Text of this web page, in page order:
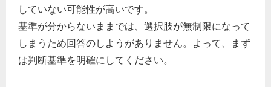
していない可能性が高いです。
基準が分からないままでは、選択肢が無制限になって
しまうため回答のしようがありません。よって、まず
は判断基準を明確にしてください。